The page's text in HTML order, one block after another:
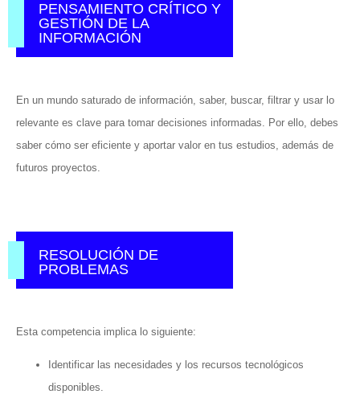
PENSAMIENTO CRÍTICO Y
GESTIÓN DE LA
INFORMACIÓN
En un mundo saturado de información, saber, buscar, filtrar y usar lo
relevante es clave para tomar decisiones informadas. Por ello, debes
saber cómo ser eficiente y aportar valor en tus estudios, además de
futuros proyectos.
RESOLUCIÓN DE
PROBLEMAS
Esta competencia implica lo siguiente:
Identificar las necesidades y los recursos tecnológicos
disponibles.